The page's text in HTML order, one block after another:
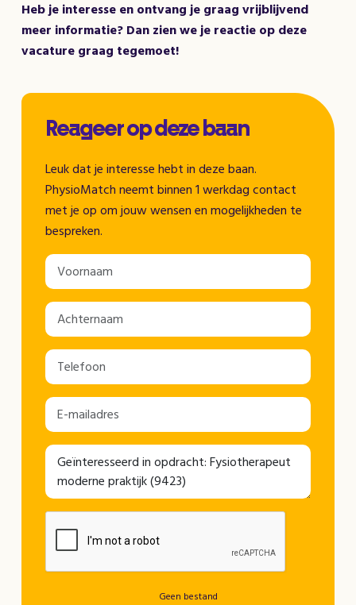
Heb je interesse en ontvang je graag vrijblijvend
meer informatie? Dan zien we je reactie op deze
vacature graag tegemoet!
Reageer op deze baan
Leuk dat je interesse hebt in deze baan.
PhysioMatch neemt binnen 1 werkdag contact
met je op om jouw wensen en mogelijkheden te
bespreken.
Geen bestand